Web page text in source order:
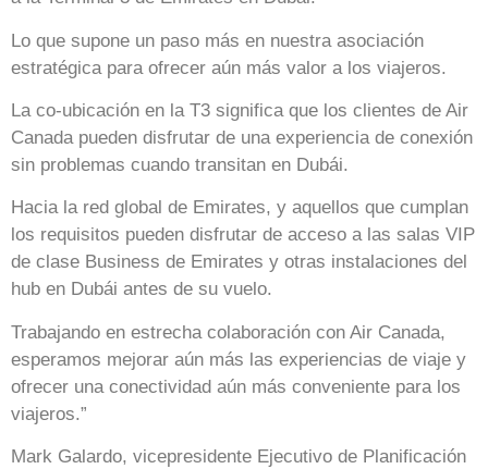
Lo que supone un paso más en nuestra asociación
estratégica para ofrecer aún más valor a los viajeros.
La co-ubicación en la T3 significa que los clientes de Air
Canada pueden disfrutar de una experiencia de conexión
sin problemas cuando transitan en Dubái.
Hacia la red global de Emirates, y aquellos que cumplan
los requisitos pueden disfrutar de acceso a las salas VIP
de clase Business de Emirates y otras instalaciones del
hub en Dubái antes de su vuelo.
Trabajando en estrecha colaboración con Air Canada,
esperamos mejorar aún más las experiencias de viaje y
ofrecer una conectividad aún más conveniente para los
viajeros.”
Mark Galardo, vicepresidente Ejecutivo de Planificación